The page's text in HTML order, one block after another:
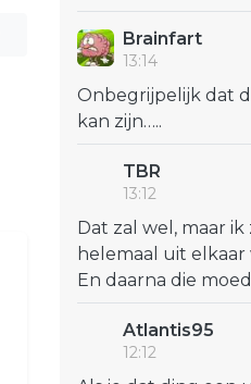
Brainfart
13:14
Onbegrijpelijk dat
kan zijn…..
TBR
13:12
Dat zal wel, maar
helemaal uit
En daarna die
Atlantis95
12:12